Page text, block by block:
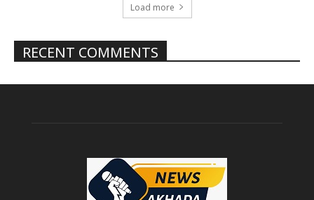
Load more
RECENT COMMENTS